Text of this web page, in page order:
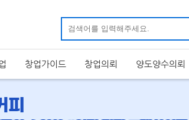
창업가이드 창업의뢰 양도양수의뢰